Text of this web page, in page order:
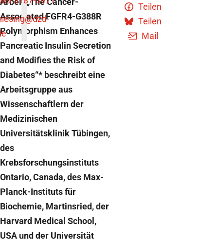
Associated FGFR4-G388R
Polymorphism Enhances
Pancreatic Insulin Secretion
and Modifies the Risk of
Diabetes“* beschreibt eine
Arbeitsgruppe aus
Wissenschaftlern der
Medizinischen
Universitätsklinik Tübingen,
des
Krebsforschungsinstituts
Ontario, Canada, des Max-
Planck-Instituts für
Biochemie, Martinsried, der
Harvard Medical School,
USA und der Universität
Teilen
Teilen
Mail
@dzd-